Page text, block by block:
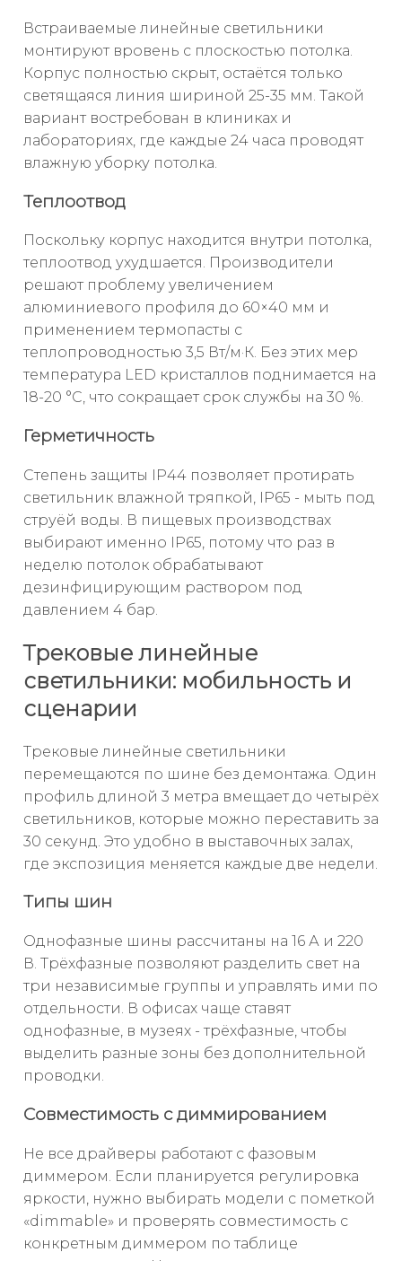
Встраиваемые линейные светильники
монтируют вровень с плоскостью потолка.
Корпус полностью скрыт, остаётся только
светящаяся линия шириной 25-35 мм. Такой
вариант востребован в клиниках и
лабораториях, где каждые 24 часа проводят
влажную уборку потолка.
Теплоотвод
Поскольку корпус находится внутри потолка,
теплоотвод ухудшается. Производители
решают проблему увеличением
алюминиевого профиля до 60×40 мм и
применением термопасты с
теплопроводностью 3,5 Вт/м·К. Без этих мер
температура LED кристаллов поднимается на
18-20 °C, что сокращает срок службы на 30 %.
Герметичность
Степень защиты IP44 позволяет протирать
светильник влажной тряпкой, IP65 - мыть под
струёй воды. В пищевых производствах
выбирают именно IP65, потому что раз в
неделю потолок обрабатывают
дезинфицирующим раствором под
давлением 4 бар.
Трековые линейные
светильники: мобильность и
сценарии
Трековые линейные светильники
перемещаются по шине без демонтажа. Один
профиль длиной 3 метра вмещает до четырёх
светильников, которые можно переставить за
30 секунд. Это удобно в выставочных залах,
где экспозиция меняется каждые две недели.
Типы шин
Однофазные шины рассчитаны на 16 А и 220
В. Трёхфазные позволяют разделить свет на
три независимые группы и управлять ими по
отдельности. В офисах чаще ставят
однофазные, в музеях - трёхфазные, чтобы
выделить разные зоны без дополнительной
проводки.
Совместимость с диммированием
Не все драйверы работают с фазовым
диммером. Если планируется регулировка
яркости, нужно выбирать модели с пометкой
«dimmable» и проверять совместимость с
конкретным диммером по таблице